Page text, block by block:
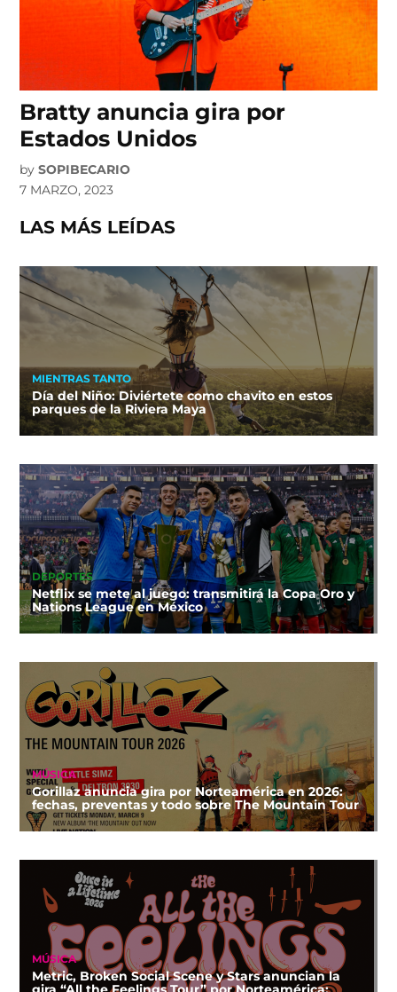
Bratty anuncia gira por
Estados Unidos
by SOPIBECARIO
7 MARZO, 2023
LAS MÁS LEÍDAS
MIENTRAS TANTO
Día del Niño: Diviértete como chavito en estos
parques de la Riviera Maya
DEPORTES
Netflix se mete al juego: transmitirá la Copa Oro y
Nations League en México
MÚSICA
Gorillaz anuncia gira por Norteamérica en 2026:
fechas, preventas y todo sobre The Mountain Tour
MÚSICA
Metric, Broken Social Scene y Stars anuncian la